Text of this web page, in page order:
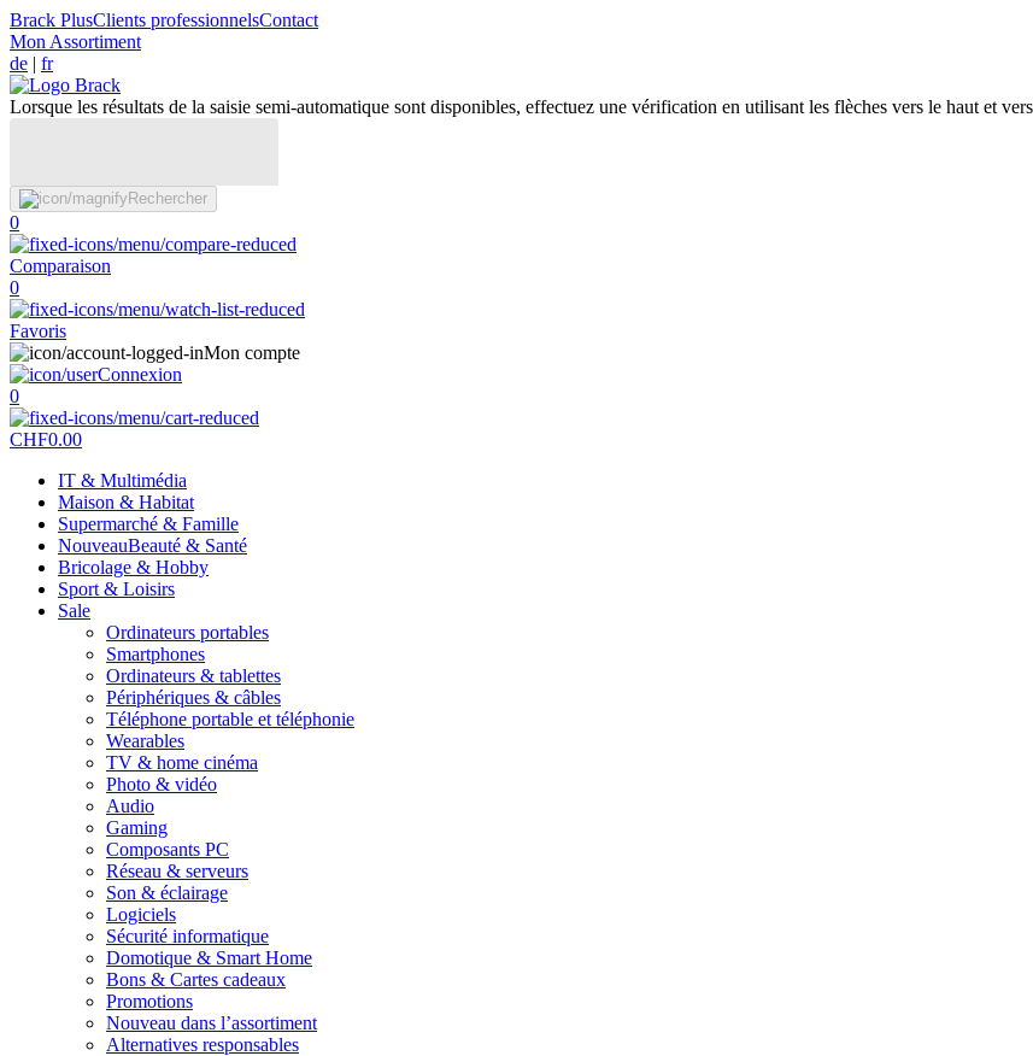
Brack PlusClients professionnelsContact
Mon Assortiment
de | fr
Lorsque les résultats de la saisie semi-automatique sont disponibles, effectuez une vérification en utilisant les flèches vers le haut et
Rechercher
0
Comparaison
0
Favoris
Mon compte
Connexion
0
CHF0.00
IT & Multimédia
Maison & Habitat
Supermarché & Famille
NouveauBeauté & Santé
Bricolage & Hobby
Sport & Loisirs
Sale
Ordinateurs portables
Smartphones
Ordinateurs & tablettes
Périphériques & câbles
Téléphone portable et téléphonie
Wearables
TV & home cinéma
Photo & vidéo
Audio
Gaming
Composants PC
Réseau & serveurs
Son & éclairage
Logiciels
Sécurité informatique
Domotique & Smart Home
Bons & Cartes cadeaux
Promotions
Nouveau dans l’assortiment
Alternatives responsables